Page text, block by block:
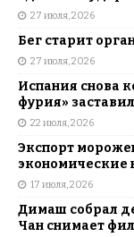
27 июля, 2026
Бег старит
27 июля, 2026
Испания снова
фурия»
22 июля, 2026
Экспорт
экономические
17 июля, 2026
Димаш собрал
Чан снимает